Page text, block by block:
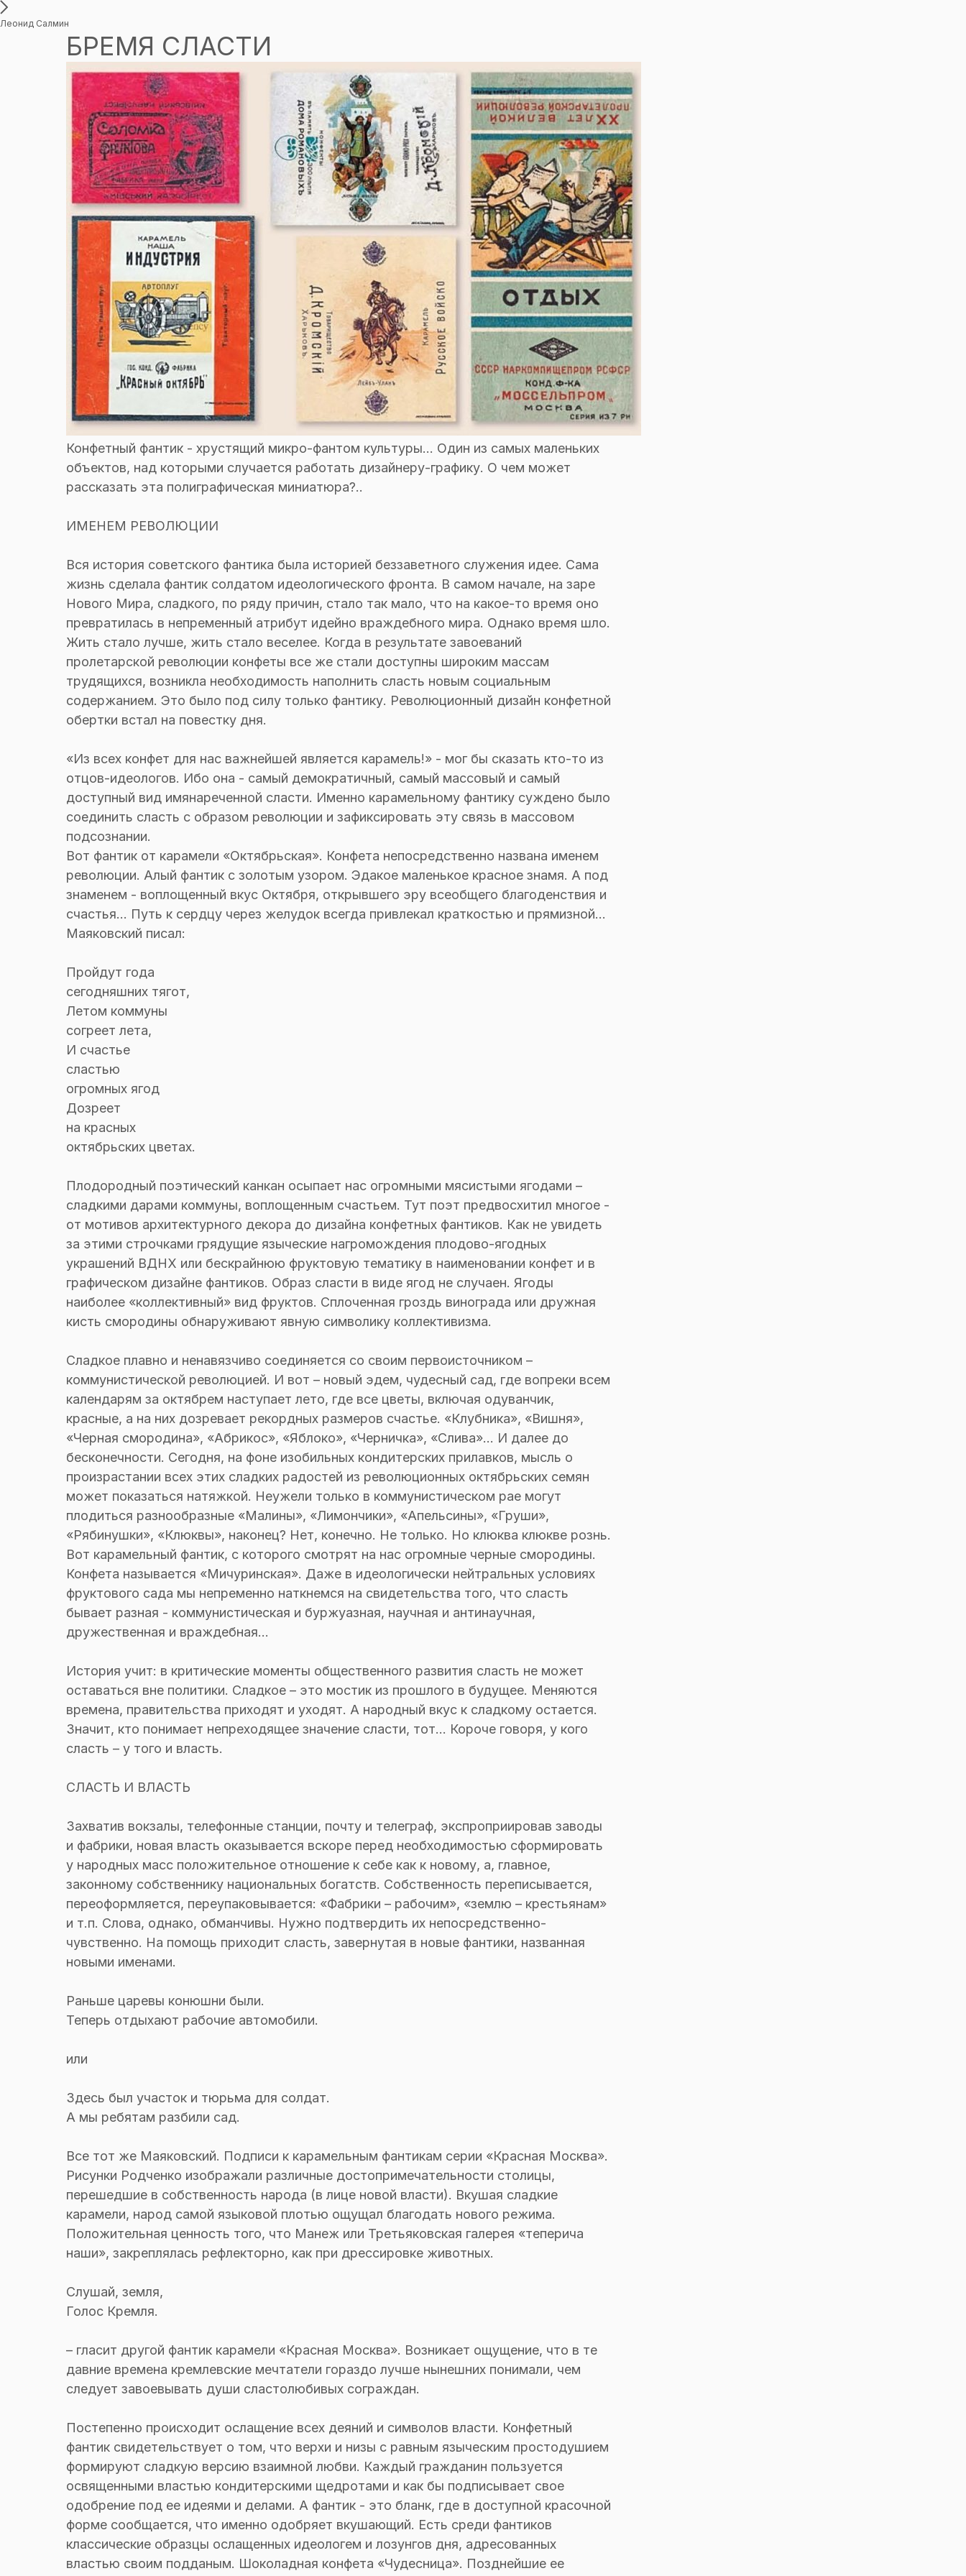
Леонид Салмин
БРЕМЯ СЛАСТИ
Конфетный фантик - хрустящий микро-фантом культуры... Один из самых маленьких
объектов, над которыми случается работать дизайнеру-графику. О чем может
рассказать эта полиграфическая миниатюра?..
ИМЕНЕМ РЕВОЛЮЦИИ
Вся история советского фантика была историей беззаветного служения идее. Сама
жизнь сделала фантик солдатом идеологического фронта. В самом начале, на заре
Нового Мира, сладкого, по ряду причин, стало так мало, что на какое-то время оно
превратилась в непременный атрибут идейно враждебного мира. Однако время шло.
Жить стало лучше, жить стало веселее. Когда в результате завоеваний
пролетарской революции конфеты все же стали доступны широким массам
трудящихся, возникла необходимость наполнить сласть новым социальным
содержанием. Это было под силу только фантику. Революционный дизайн конфетной
обертки встал на повестку дня.
«Из всех конфет для нас важнейшей является карамель!» - мог бы сказать кто-то из
отцов-идеологов. Ибо она - самый демократичный, самый массовый и самый
доступный вид имянареченной сласти. Именно карамельному фантику суждено было
соединить сласть с образом революции и зафиксировать эту связь в массовом
подсознании.
Вот фантик от карамели «Октябрьская». Конфета непосредственно названа именем
революции. Алый фантик с золотым узором. Эдакое маленькое красное знамя. А под
знаменем - воплощенный вкус Октября, открывшего эру всеобщего благоденствия и
счастья... Путь к сердцу через желудок всегда привлекал краткостью и прямизной...
Маяковский писал:
Пройдут года
сегодняшних тягот,
Летом коммуны
согреет лета,
И счастье
сластью
огромных ягод
Дозреет
на красных
октябрьских цветах.
Плодородный поэтический канкан осыпает нас огромными мясистыми ягодами –
сладкими дарами коммуны, воплощенным счастьем. Тут поэт предвосхитил многое -
от мотивов архитектурного декора до дизайна конфетных фантиков. Как не увидеть
за этими строчками грядущие языческие нагромождения плодово-ягодных
украшений ВДНХ или бескрайнюю фруктовую тематику в наименовании конфет и в
графическом дизайне фантиков. Образ сласти в виде ягод не случаен. Ягоды
наиболее «коллективный» вид фруктов. Сплоченная гроздь винограда или дружная
кисть смородины обнаруживают явную символику коллективизма.
Сладкое плавно и ненавязчиво соединяется со своим первоисточником –
коммунистической революцией. И вот – новый эдем, чудесный сад, где вопреки всем
календарям за октябрем наступает лето, где все цветы, включая одуванчик,
красные, а на них дозревает рекордных размеров счастье. «Клубника», «Вишня»,
«Черная смородина», «Абрикос», «Яблоко», «Черничка», «Слива»... И далее до
бесконечности. Сегодня, на фоне изобильных кондитерских прилавков, мысль о
произрастании всех этих сладких радостей из революционных октябрьских семян
может показаться натяжкой. Неужели только в коммунистическом рае могут
плодиться разнообразные «Малины», «Лимончики», «Апельсины», «Груши»,
«Рябинушки», «Клюквы», наконец? Нет, конечно. Не только. Но клюква клюкве рознь.
Вот карамельный фантик, с которого смотрят на нас огромные черные смородины.
Конфета называется «Мичуринская». Даже в идеологически нейтральных условиях
фруктового сада мы непременно наткнемся на свидетельства того, что сласть
бывает разная - коммунистическая и буржуазная, научная и антинаучная,
дружественная и враждебная...
История учит: в критические моменты общественного развития сласть не может
оставаться вне политики. Сладкое – это мостик из прошлого в будущее. Меняются
времена, правительства приходят и уходят. А народный вкус к сладкому остается.
Значит, кто понимает непреходящее значение сласти, тот... Короче говоря, у кого
сласть – у того и власть.
СЛАСТЬ И ВЛАСТЬ
Захватив вокзалы, телефонные станции, почту и телеграф, экспроприировав заводы
и фабрики, новая власть оказывается вскоре перед необходимостью сформировать
у народных масс положительное отношение к себе как к новому, а, главное,
законному собственнику национальных богатств. Собственность переписывается,
переоформляется, переупаковывается: «Фабрики – рабочим», «землю – крестьянам»
и т.п. Слова, однако, обманчивы. Нужно подтвердить их непосредственно-
чувственно. На помощь приходит сласть, завернутая в новые фантики, названная
новыми именами.
Раньше царевы конюшни были.
Теперь отдыхают рабочие автомобили.
или
Здесь был участок и тюрьма для солдат.
А мы ребятам разбили сад.
Все тот же Маяковский. Подписи к карамельным фантикам серии «Красная Москва».
Рисунки Родченко изображали различные достопримечательности столицы,
перешедшие в собственность народа (в лице новой власти). Вкушая сладкие
карамели, народ самой языковой плотью ощущал благодать нового режима.
Положительная ценность того, что Манеж или Третьяковская галерея «теперича
наши», закреплялась рефлекторно, как при дрессировке животных.
Слушай, земля,
Голос Кремля.
– гласит другой фантик карамели «Красная Москва». Возникает ощущение, что в те
давние времена кремлевские мечтатели гораздо лучше нынешних понимали, чем
следует завоевывать души сластолюбивых сограждан.
Постепенно происходит ослащение всех деяний и символов власти. Конфетный
фантик свидетельствует о том, что верхи и низы с равным языческим простодушием
формируют сладкую версию взаимной любви. Каждый гражданин пользуется
освященными властью кондитерскими щедротами и как бы подписывает свое
одобрение под ее идеями и делами. А фантик - это бланк, где в доступной красочной
форме сообщается, что именно одобряет вкушающий. Есть среди фантиков
классические образцы ослащенных идеологем и лозунгов дня, адресованных
властью своим подданым. Шоколадная конфета «Чудесница». Позднейшие ее